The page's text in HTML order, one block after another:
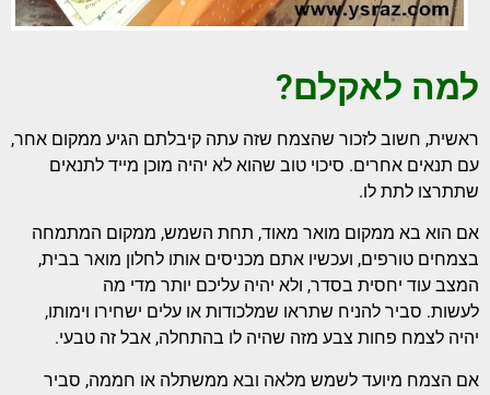
למה לאקלם?
ראשית, חשוב לזכור שהצמח שזה עתה קיבלתם הגיע ממקום אחר,
עם תנאים אחרים. סיכוי טוב שהוא לא יהיה מוכן מייד לתנאים
שתתרצו לתת לו.
אם הוא בא ממקום מואר מאוד, תחת השמש, ממקום המתמחה
בצמחים טורפים, ועכשיו אתם מכניסים אותו לחלון מואר בבית,
המצב עוד יחסית בסדר, ולא יהיה עליכם יותר מדי מה
לעשות. סביר להניח שתראו שמלכודות או עלים ישחירו וימותו,
יהיה לצמח פחות צבע מזה שהיה לו בהתחלה, אבל זה טבעי.
אם הצמח מיועד לשמש מלאה ובא ממשתלה או חממה, סביר